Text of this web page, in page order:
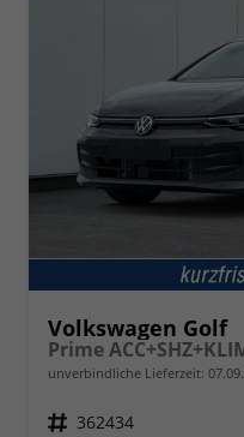
Volkswagen Golf
unverbindliche Lieferzeit:
Fahrzeugnr. 362434